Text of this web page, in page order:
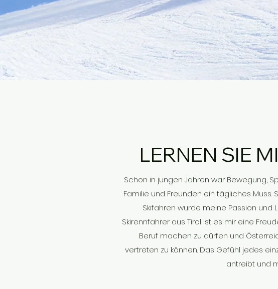
LERNEN SIE
Schon in jungen Jahren war Bewegung,
Familie und Freunden ein tägliches
Skifahren wurde meine Passion und
Skirennfahrer aus Tirol ist es mir eine
Beruf machen zu dürfen und
vertreten zu können. Das Gefühl jedes
antreibt und